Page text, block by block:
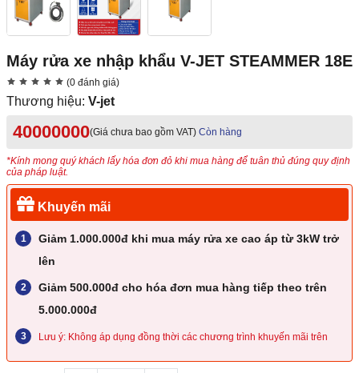
Máy rửa xe nhập khẩu V-JET STEAMMER 18E
(0 đánh giá)
Thương hiệu: V-jet
40000000(Giá chưa bao gồm VAT) Còn hàng
*Kính mong quý khách lấy hóa đơn đỏ khi mua hàng để tuân thủ đúng quy định
của pháp luật.
Khuyến mãi
Giảm 1.000.000đ khi mua máy rửa xe cao áp từ 3kW trở
lên
Giảm 500.000đ cho hóa đơn mua hàng tiếp theo trên
5.000.000đ
Lưu ý: Không áp dụng đồng thời các chương trình khuyến mãi trên